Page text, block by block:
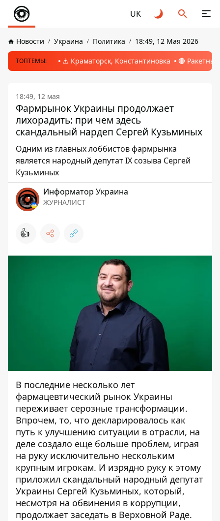
UK
Новости Украина Политика 18:49, 12 Мая 2026
ТОПТЕМЫ: ⚠️ Краматорск, Константиновка 🔴
18:49, 12 мая
Фармрынок Украины продолжает
лихорадить: при чем здесь
скандальный нардеп Сергей Кузьминых
Одним из главных лоббистов фармрынка
является народный депутат IX созыва Сергей
Кузьминых
Информатор Украина
ЖУРНАЛИСТ
👍
В последние несколько лет
фармацевтический рынок Украины
переживает серозные трансформации.
Впрочем, то, что декларировалось как
путь к улучшению ситуации в отрасли, на
деле создало еще больше проблем, играя
на руку исключительно нескольким
крупным игрокам. И изрядно руку к этому
приложил скандальный народный депутат
Украины Сергей Кузьминых, который,
несмотря на обвинения в коррупции,
продолжает заседать в Верховной Раде.